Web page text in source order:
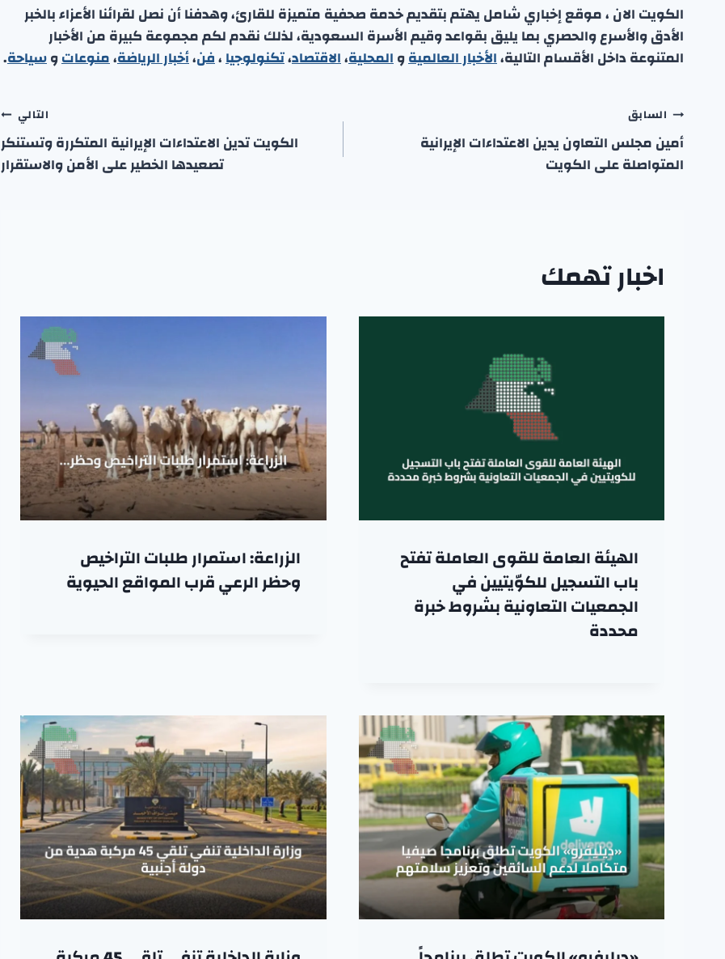
الكويت الان ، موقع إخباري شامل يهتم بتقديم خدمة صحفية متميزة للقارئ، وهدفنا أن نصل لقرائنا الأعزاء بالخبر
الأدق والأسرع والحصري بما يليق بقواعد وقيم الأسرة السعودية، لذلك نقدم لكم مجموعة كبيرة من الأخبار
المتنوعة داخل الأقسام التالية،الأخبار العالميةوالمحلية،الاقتصاد،تكنولوجيا،فن،أخبار الرياضة،منوعاتوسياحة.
تصفّح
المقالات
السابق
أمين مجلس التعاون يدين الاعتداءات الإيرانية
المتواصلة على الكويت
التالي
الكويت تدين الاعتداءات الإيرانية المتكررة وتستنكر
تصعيدها الخطير على الأمن والاستقرار
اخبار تهمك
الهيئة العامة للقوى العاملة تفتح
باب التسجيل للكوّيتيين في
الجمعيات التعاونية بشروط خبرة
محددة
الزراعة: استمرار طلبات التراخيص
وحظر الرعي قرب المواقع الحيوية